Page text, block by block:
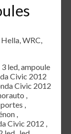
Hella, WRC,
led, ampoule
Civic 2012
Civic 2012
,
,
,
Civic 2012 ,